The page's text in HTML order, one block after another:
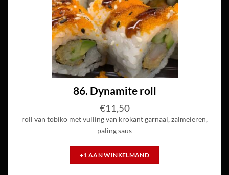
86. Dynamite roll
€11,50
roll van tobiko met vulling van krokant garnaal, zalmeieren,
paling saus
+1 AAN WINKELMAND